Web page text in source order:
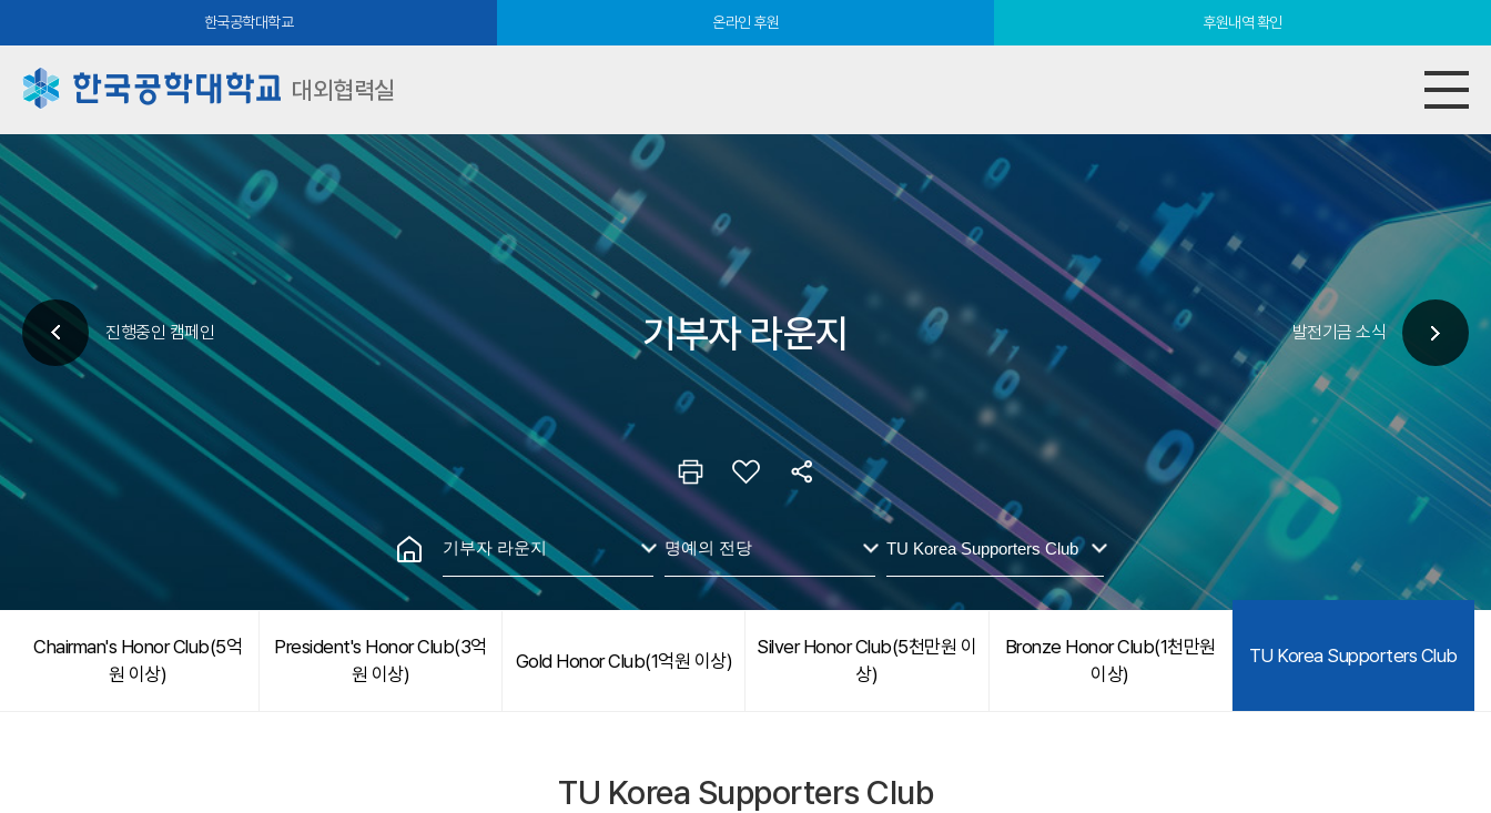
한국공학대학교 온라인 후원 후원내역 확인
대외협력실
진행중인 캠페인 발전기금 소식
기부자 라운지
기부자 라운지 명예의 전당 TU Korea Supporters Club
Chairman's Honor Club(5억
원 이상)
President's Honor Club(3억
원 이상)
Gold Honor Club(1억원 이상)
Silver Honor Club(5천만원 이
상)
Bronze Honor Club(1천만원
이상)
TU Korea Supporters Club
TU Korea Supporters Club